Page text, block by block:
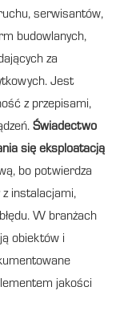
serwisantów,
budowlanych,
za
Jest
z przepisami,
Świadectwo
się eksploatacją
bo potwierdza
instalacjami,
W branżach
obiektów i
jakości